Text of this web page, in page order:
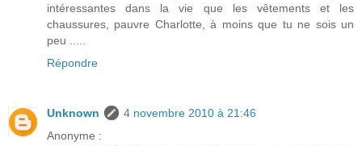
intéressantes dans la vie que les vêtements et les
chaussures, pauvre Charlotte, à moins que tu ne sois un
peu .....
Répondre
Unknown
4 novembre 2010 à 21:46
Anonyme :